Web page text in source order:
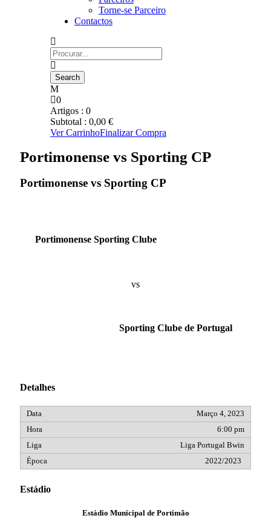
Torne-se Parceiro
Contactos
0
Artigos : 0
Subtotal : 0,00 €
Ver CarrinhoFinalizar Compra
Portimonense vs Sporting CP
Portimonense vs Sporting CP
Portimonense Sporting Clube
vs
Sporting Clube de Portugal
Detalhes
Março 4, 2023
6:00 pm
Liga Portugal Bwin
2022/2023
Estádio
Estádio Municipal de Portimão